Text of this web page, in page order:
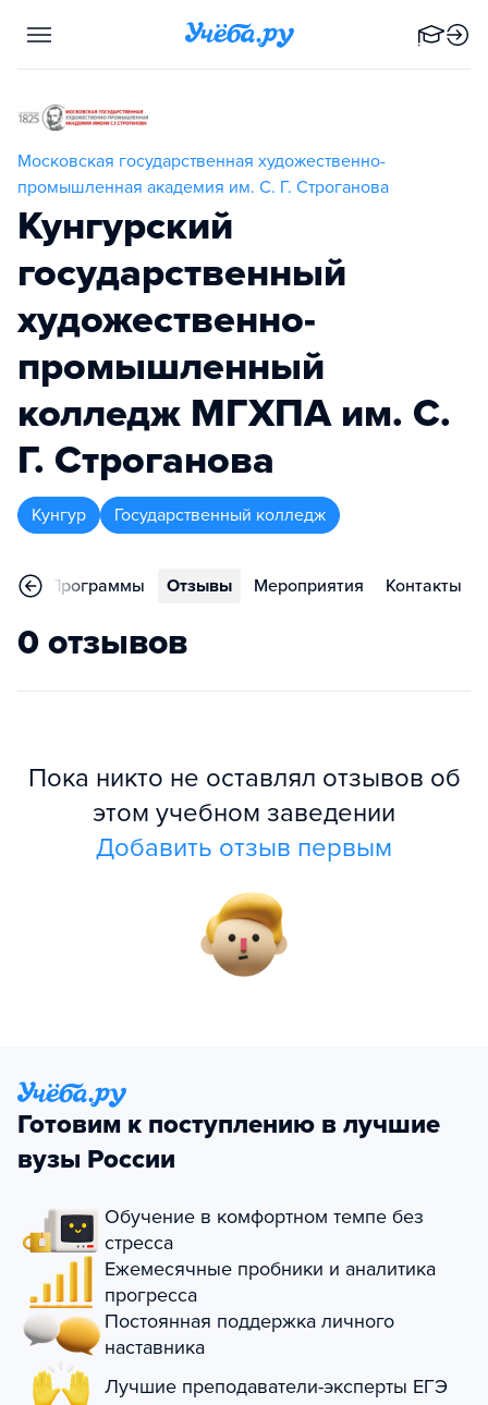
Московская государственная художественно-
промышленная академия им. С. Г. Строганова
Кунгурский
государственный
художественно-
промышленный
колледж МГХПА им. С.
Г. Строганова
Кунгур Государственный колледж
Программы Отзывы Мероприятия Контакты
0 отзывов
Пока никто не оставлял отзывов об
этом учебном заведении
Добавить отзыв первым
Готовим к поступлению в лучшие
вузы России
Обучение в комфортном темпе без
стресса
Ежемесячные пробники и аналитика
прогресса
Постоянная поддержка личного
наставника
Лучшие преподаватели-эксперты ЕГЭ